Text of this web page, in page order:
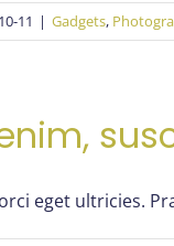
11 | Gadgets,
eget ultricies.